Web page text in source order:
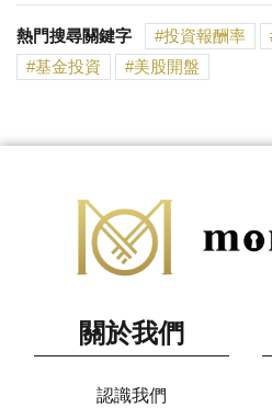
熱門搜尋關鍵字 投資報酬率
基金投資
美股開盤
關於我們
認識我們